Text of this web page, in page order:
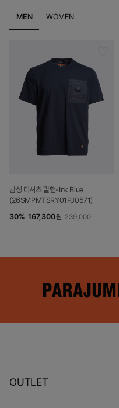
MEN WOMEN
남성 티셔츠 말햄-Ink Blue
(26SMPMTSRY01PJ0571)
30% 167,300원 239,000
OUTLET